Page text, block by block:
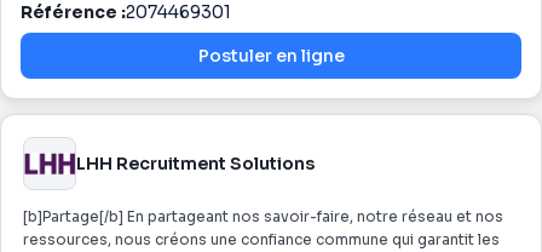
Référence :2074469301
Postuler en ligne
LHH Recruitment Solutions
[b]Partage[/b] En partageant nos savoir-faire, notre réseau et nos
ressources, nous créons une confiance commune qui garantit les